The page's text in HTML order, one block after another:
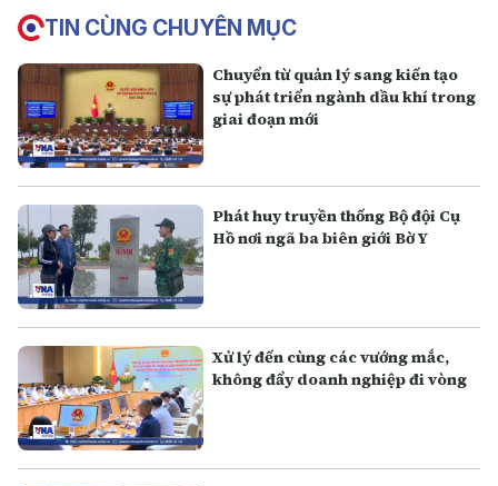
TIN CÙNG CHUYÊN MỤC
Chuyển từ quản lý sang kiến tạo
sự phát triển ngành dầu khí trong
giai đoạn mới
Phát huy truyền thống Bộ đội Cụ
Hồ nơi ngã ba biên giới Bờ Y
Xử lý đến cùng các vướng mắc,
không đẩy doanh nghiệp đi vòng